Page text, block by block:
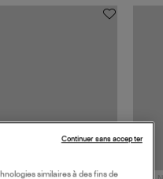
similaires à des fins de
Continuer sans accepter